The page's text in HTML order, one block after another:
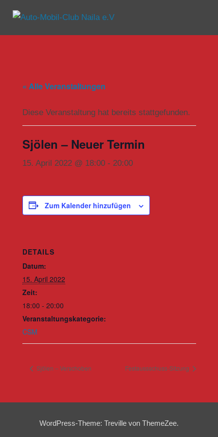
Inhalt
springen
Naila
e.V
« Alle Veranstaltungen
Diese Veranstaltung hat bereits stattgefunden.
Sjölen – Neuer Termin
15. April 2022 @ 18:00- 20:00
Zum Kalender hinzufügen
DETAILS
Datum:
15. April 2022
Zeit:
18:00 - 20:00
Veranstaltungskategorie:
CSM
Sjölen – Verschoben Festaussschuss-Sitzung
WordPress-Theme: Treville von ThemeZee.